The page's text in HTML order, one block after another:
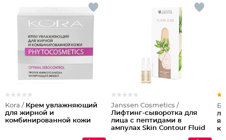
Kora / Крем увлажняющий
для жирной и
комбинированной кожи
Janssen Cosmetics /
Лифтинг-сыворотка для
лица с пептидами в
ампулах Skin Contour Fluid